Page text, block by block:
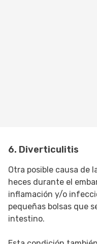
6. Diverticulitis
Otra posible causa de
heces durante el
inflamación y/o
pequeñas bolsas que
intestino.